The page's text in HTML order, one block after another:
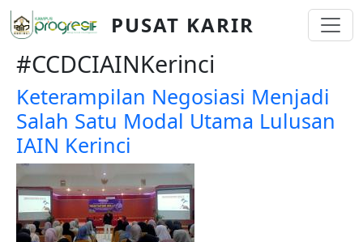
Skip to main content
PUSAT KARIR
#CCDCIAINKerinci
Keterampilan Negosiasi Menjadi
Salah Satu Modal Utama Lulusan
IAIN Kerinci